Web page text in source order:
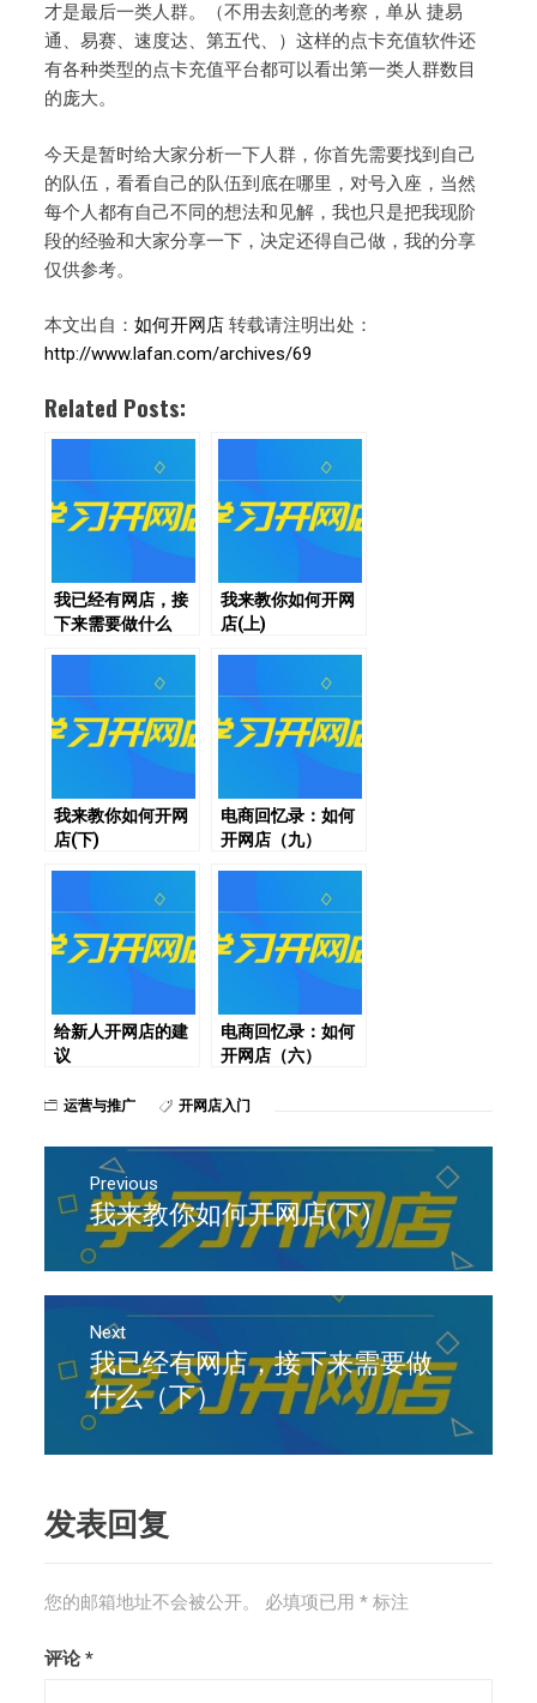
才是最后一类人群。（不用去刻意的考察，单从 捷易
通、易赛、速度达、第五代、）这样的点卡充值软件还
有各种类型的点卡充值平台都可以看出第一类人群数目
的庞大。
今天是暂时给大家分析一下人群，你首先需要找到自己
的队伍，看看自己的队伍到底在哪里，对号入座，当然
每个人都有自己不同的想法和见解，我也只是把我现阶
段的经验和大家分享一下，决定还得自己做，我的分享
仅供参考。
本文出自：如何开网店 转载请注明出处：
http://www.lafan.com/archives/69
Related Posts:
我已经有网店，接
下来需要做什么
我来教你如何开网
店(上)
我来教你如何开网
店(下)
电商回忆录：如何
开网店（九）
给新人开网店的建
议
电商回忆录：如何
开网店（六）
运营与推广 开网店入门
文
章
导
航
Previous
Previous
post:
我来教你如何开网店(下)
Next
Next
post:
我已经有网店，接下来需要做
什么（下）
发表回复
您的邮箱地址不会被公开。 必填项已用* 标注
评论*